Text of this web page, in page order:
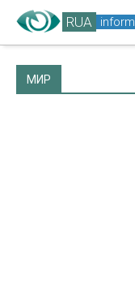
RUA inform
МИР